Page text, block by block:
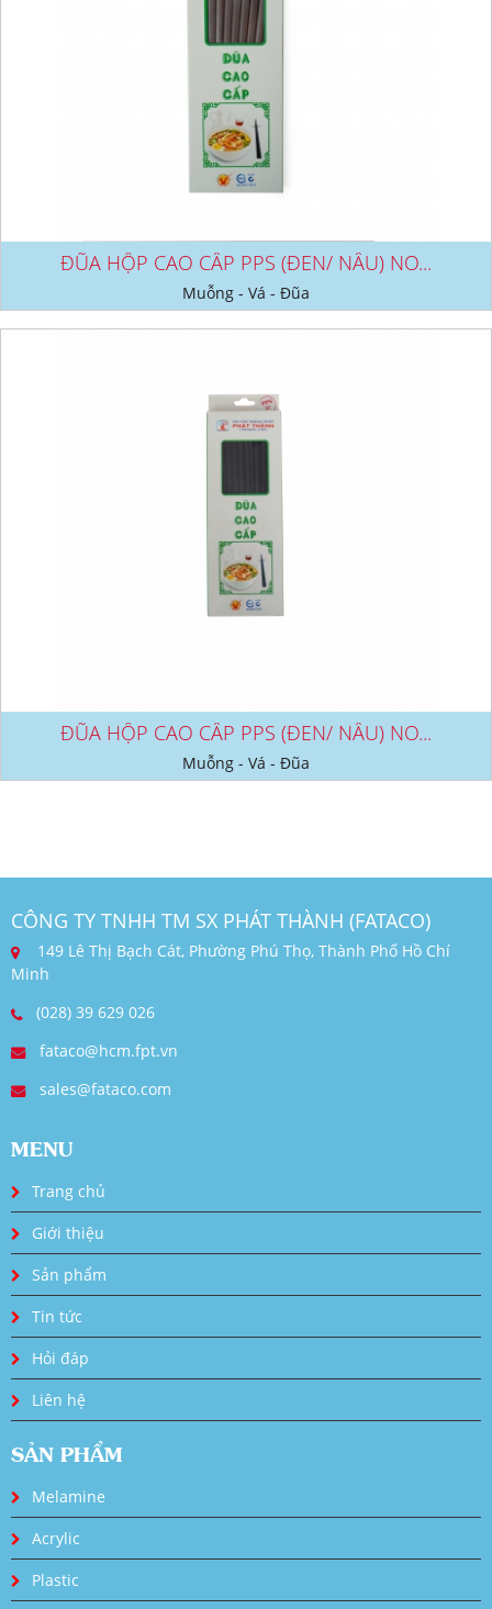
ĐŨA HỘP CAO CẤP PPS (ĐEN/ NÂU) NO...
Muỗng - Vá - Đũa
ĐŨA HỘP CAO CẤP PPS (ĐEN/ NÂU) NO...
Muỗng - Vá - Đũa
CÔNG TY TNHH TM SX PHÁT THÀNH (FATACO)
149 Lê Thị Bạch Cát, Phường Phú Thọ, Thành Phố Hồ Chí
Minh
(028) 39 629 026
fataco@hcm.fpt.vn
sales@fataco.com
MENU
Trang chủ
Giới thiệu
Sản phẩm
Tin tức
Hỏi đáp
Liên hệ
SẢN PHẨM
Melamine
Acrylic
Plastic